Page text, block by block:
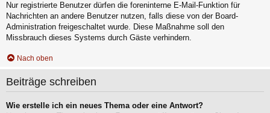
Nur registrierte Benutzer dürfen die foreninterne E-Mail-Funktion für
Nachrichten an andere Benutzer nutzen, falls diese von der Board-
Administration freigeschaltet wurde. Diese Maßnahme soll den
Missbrauch dieses Systems durch Gäste verhindern.
Nach oben
Beiträge schreiben
Wie erstelle ich ein neues Thema oder eine Antwort?